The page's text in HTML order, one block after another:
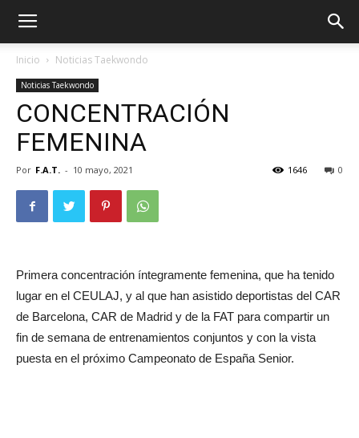
Inicio Noticias Taekwondo
Noticias Taekwondo
CONCENTRACIÓN
FEMENINA
Por F.A.T. - 10 mayo, 2021 0
1646
Primera concentración íntegramente femenina, que ha tenido
lugar en el CEULAJ, y al que han asistido deportistas del CAR
de Barcelona, CAR de Madrid y de la FAT para compartir un
fin de semana de entrenamientos conjuntos y con la vista
puesta en el próximo Campeonato de España Senior.